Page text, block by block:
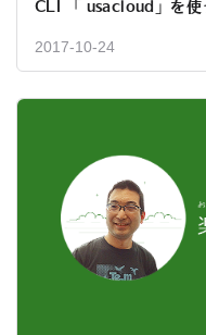
CLI 「 usacloud」を使
2017-10-24